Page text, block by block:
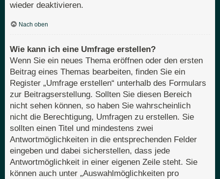
wieder deaktivieren.
Nach oben
Wie kann ich eine Umfrage erstellen?
Wenn Sie ein neues Thema eröffnen oder den ersten
Beitrag eines Themas bearbeiten, finden Sie ein
Register „Umfrage erstellen“ unterhalb des Formulars
zur Beitragserstellung. Sollten Sie diesen Bereich
nicht sehen können, so haben Sie wahrscheinlich
nicht die Berechtigung, Umfragen zu erstellen. Sie
sollten einen Titel und mindestens zwei
Antwortmöglichkeiten in die entsprechenden Felder
eingeben und dabei sicherstellen, dass jede
Antwortmöglichkeit in einer eigenen Zeile steht. Sie
können auch unter „Auswahlmöglichkeiten pro